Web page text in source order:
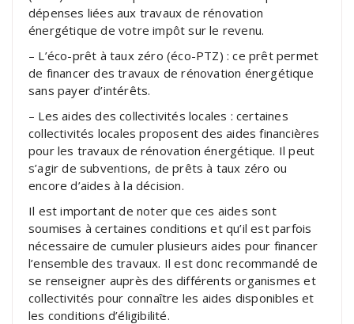
dépenses liées aux travaux de rénovation
énergétique de votre impôt sur le revenu.
– L’éco-prêt à taux zéro (éco-PTZ) : ce prêt permet
de financer des travaux de rénovation énergétique
sans payer d’intérêts.
– Les aides des collectivités locales : certaines
collectivités locales proposent des aides financières
pour les travaux de rénovation énergétique. Il peut
s’agir de subventions, de prêts à taux zéro ou
encore d’aides à la décision.
Il est important de noter que ces aides sont
soumises à certaines conditions et qu’il est parfois
nécessaire de cumuler plusieurs aides pour financer
l’ensemble des travaux. Il est donc recommandé de
se renseigner auprès des différents organismes et
collectivités pour connaître les aides disponibles et
les conditions d’éligibilité.